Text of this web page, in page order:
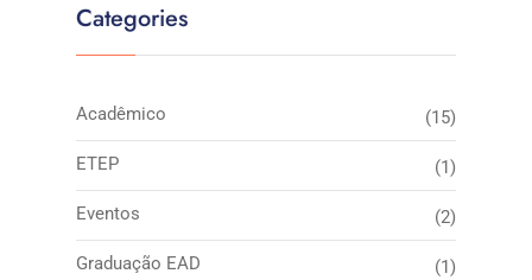
Categories
Acadêmico (15)
ETEP (1)
Eventos (2)
Graduação EAD (1)